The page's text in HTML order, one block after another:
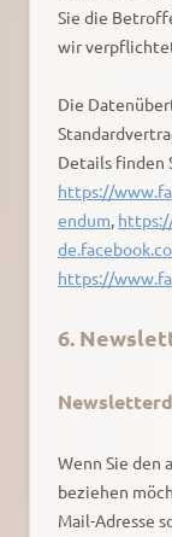
Sie die
wir
Die
Details finden
https://
endum,
https://
6.
Wenn Sie den
beziehen
Mail-Adresse